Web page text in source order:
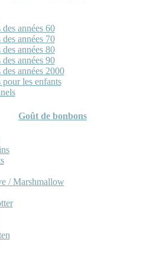
années 60
années 70
années 80
années 90
années 2000
les enfants
Goût de bonbons
/ Marshmallow